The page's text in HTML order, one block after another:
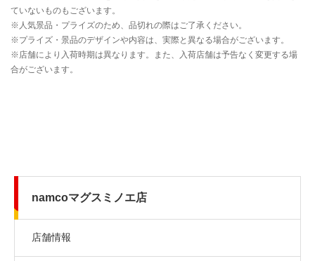
namcoマグスミノエ店
店舗情報